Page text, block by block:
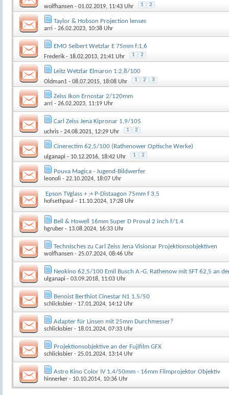
wolfhansen - 01.02.2019, 11:43 Uhr 1 2
Taylor & Hobson Projection lenses
arri - 26.02.2023, 10:38 Uhr
EMO Seibert Wetzlar E 75mm f:1,6
Frederik - 18.02.2013, 21:41 Uhr 1 2
Leitz Wetzlar Elmaron 1:2,8/100
Oldman1 - 08.07.2015, 18:08 Uhr 1 2 3
Zeiss Ikon Ernostar 2/120mm
arri - 26.02.2023, 11:19 Uhr
Carl Zeiss Jena Kipronar 1,9/105
uchris - 24.08.2021, 12:29 Uhr 1 2
Cinerectim 62,5/100 (Rathenower Optische Werke)
ulganapi - 10.12.2016, 18:42 Uhr 1 2
Pouva Magica - Jugend-Bildwerfer
leonoli - 22.10.2024, 18:07 Uhr
Epson TVglass + ;+ P-Distaagon 75mm f 3,5
hofsethpaul - 11.10.2024, 17:28 Uhr
Bell & Howell 16mm Super D Proval 2 inch f/1.4
hgruber - 13.08.2024, 16:33 Uhr
Technisches zu Carl Zeiss Jena Visionar Projektionsobjektiven
wolfhansen - 25.07.2024, 08:46 Uhr
Neokino 62,5/100 Emil Busch A.-G. Rathenow mit SFT 62,5 an
ulganapi - 03.09.2018, 11:03 Uhr
Benoist Berthiot Cinestar N1 1,5/50
schlicksbier - 17.01.2024, 14:12 Uhr
Adapter für Linsen mit 25mm Durchmesser?
schlicksbier - 18.01.2024, 07:33 Uhr
Projektionsobjektive an der Fujifilm GFX
schlicksbier - 25.01.2024, 13:14 Uhr
Astro Kino Color IV 1.4/50mm - 16mm Filmprojektor Objektiv
hinnerker - 10.10.2014, 10:36 Uhr